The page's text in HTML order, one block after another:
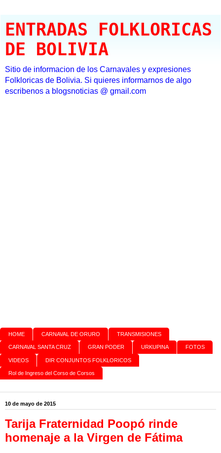
ENTRADAS FOLKLORICAS
DE BOLIVIA
Sitio de informacion de los Carnavales y expresiones
Folkloricas de Bolivia. Si quieres informarnos de algo
escribenos a blogsnoticias @ gmail.com
HOME CARNAVAL DE ORURO TRANSMISIONES
CARNAVAL SANTA CRUZ GRAN PODER URKUPINA FOTOS
VIDEOS DIR CONJUNTOS FOLKLORICOS
Rol de Ingreso del Corso de Corsos
10 de mayo de 2015
Tarija Fraternidad Poopó rinde
homenaje a la Virgen de Fátima